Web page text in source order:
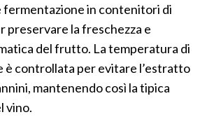
fermentazione in contenitori di
preservare la freschezza e
del frutto. La temperatura di
è controllata per evitare l’estratto
mantenendo così la tipica
vino.